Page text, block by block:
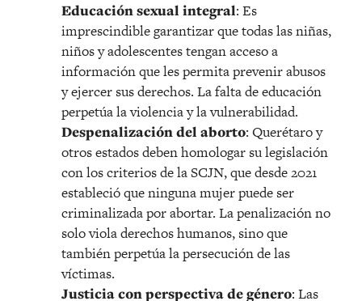
Educación sexual integral: Es
imprescindible garantizar que todas las niñas,
niños y adolescentes tengan acceso a
información que les permita prevenir abusos
y ejercer sus derechos. La falta de educación
perpetúa la violencia y la vulnerabilidad.
Despenalización del aborto: Querétaro y
otros estados deben homologar su legislación
con los criterios de la SCJN, que desde 2021
estableció que ninguna mujer puede ser
criminalizada por abortar. La penalización no
solo viola derechos humanos, sino que
también perpetúa la persecución de las
víctimas.
Justicia con perspectiva de género: Las